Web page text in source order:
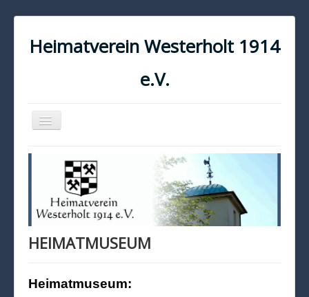
Heimatverein Westerholt 1914
e.V.
Navigation
an/aus
KONTAKT
IMPRESSUM
DATENSCHUTZ
HEIMATMUSEUM
Heimatmuseum: